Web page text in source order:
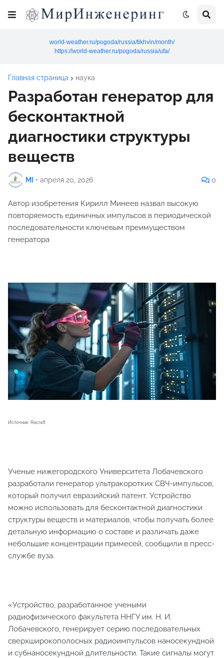
world-weather.ru/pogoda/russia/tikhvin/month/
https://world-weather.ru/pogoda/russia/ufa/
Главная страница наука
Разработан генератор для
бесконтактной
диагностики структуры
веществ
MI • апреля 20, 2026 0
Автор изобретения Кирилл Минеев назвал высокую
повторяемость единичных импульсов в периодической
последовательности ключевым преимуществом
генератора
Источник: Recraft
Ученые нижегородского Университета Лобачевского
разработали генератор ультракоротких СВЧ-импульсов,
который получил евразийский патент. Устройство
можно использовать для бесконтактной диагностики
структуры веществ и материалов, чтобы получать более
детальную информацию о составе и различать даже
небольшие концентрации примесей, сообщили в пресс-
службе вуза.
«Устройство, разработанное учеными
радиофизического факультета ННГУ им. Н. И.
Лобачевского, генерирует серию последовательных
сверхширокополосных радиоимпульсов наносекундной
и субнаносекундной длительности. Такие сигналы могут